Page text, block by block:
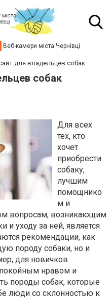
Веб-камери міста Чернівці
для владельцев собак
собак
Для всех
тех, кто
хочет
приобрести
собаку,
лучшим
помощнико
м и
вопросам, возникающим
и уходу за ней, является
рекомендации, как
породу собаки, но и
для новичков
нравом и
породы собак, которые
люди со склонностью к